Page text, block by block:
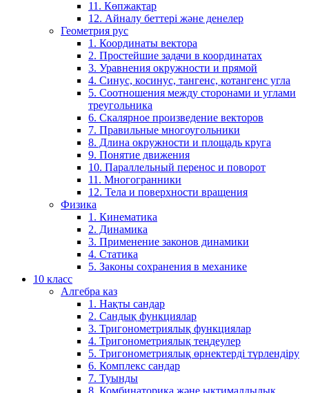
11. Көпжақтар
12. Айналу беттері және денелер
Геометрия рус
1. Координаты вектора
2. Простейшие задачи в координатах
3. Уравнения окружности и прямой
4. Синус, косинус, тангенс, котангенс угла
5. Соотношения между сторонами и углами
треугольника
6. Скалярное произведение векторов
7. Правильные многоугольники
8. Длина окружности и площадь круга
9. Понятие движения
10. Параллельный перенос и поворот
11. Многогранники
12. Тела и поверхности вращения
Физика
1. Кинематика
2. Динамика
3. Применение законов динамики
4. Статика
5. Законы сохранения в механике
10 класс
Алгебра каз
1. Нақты сандар
2. Сандық функциялар
3. Тригонометриялық функциялар
4. Тригонометриялық теңдеулер
5. Тригонометриялық өрнектерді түрлендіру
6. Комплекс сандар
7. Туынды
8. Комбинаторика және ықтималдылық